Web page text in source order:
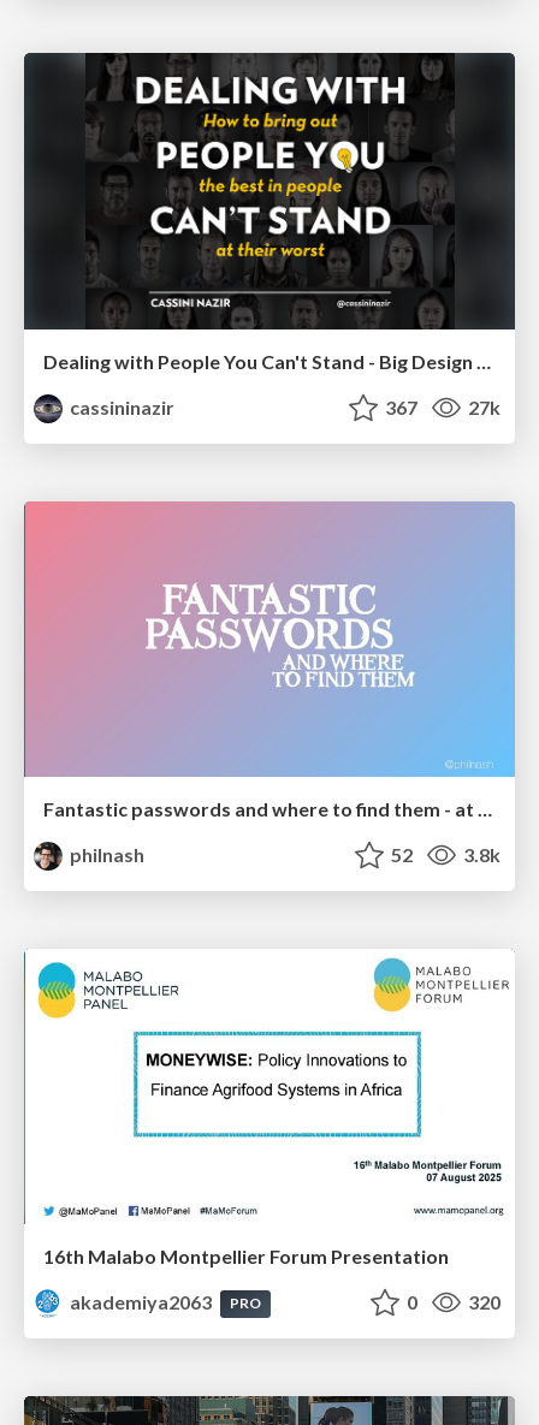
cassininazir
367 27k
Fantastic passwords and where to find them - at NoRuKo
philnash
52 3.8k
16th Malabo Montpellier Forum Presentation
akademiya2063
PRO 0 320